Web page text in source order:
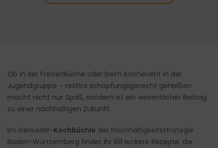
Ob in der Freizeitküche oder beim Kochevent in der
Jugendgruppe – restlos schöpfungsgerecht genießen
macht nicht nur Spaß, sondern ist ein wesentlicher Beitrag
zu einer nachhaltigen Zukunft.
Im GenussN!-Kochbüchle der Nachhaltigkeitsstrategie
Baden-Württemberg findet ihr 68 leckere Rezepte, die